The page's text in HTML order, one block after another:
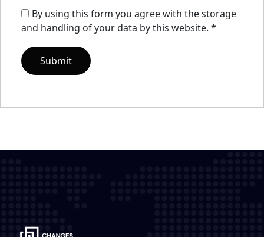
By using this form you agree with the storage
and handling of your data by this website. *